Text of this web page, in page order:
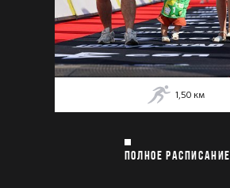
1,50 км
ПОЛНОЕ РАСПИСАНИЕ